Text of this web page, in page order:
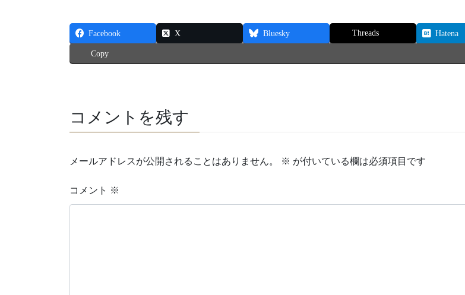
Facebook X Bluesky Threads Hatena
Copy
コメントを残す
メールアドレスが公開されることはありません。 ※ が付いている欄は必須項目です
コメント ※